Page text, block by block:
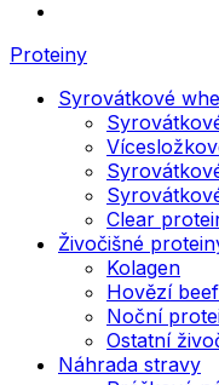
Proteiny
Syrovátkové
Clear
Živočišné
Kolagen
Hovězí
Noční
Ostatní
Náhrada stravy